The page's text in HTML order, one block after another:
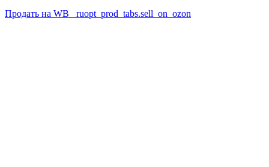
Продать на WB
_ruopt_prod_tabs.sell_on_ozon